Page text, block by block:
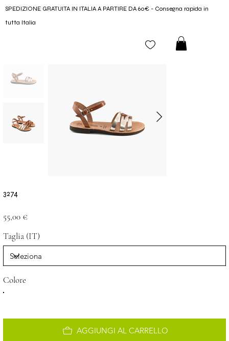
SPEDIZIONE GRATUITA IN ITALIA A PARTIRE DA 60€ - Consegna rapida in
tutta Italia
3274
55,00 €
Taglia (IT)
Colore
AGGIUNGI AL CARRELLO